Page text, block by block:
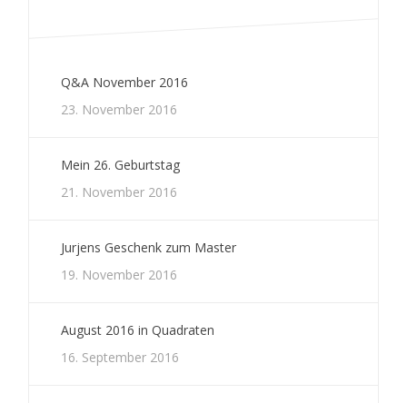
Q&A November 2016
23. November 2016
Mein 26. Geburtstag
21. November 2016
Jurjens Geschenk zum Master
19. November 2016
August 2016 in Quadraten
16. September 2016